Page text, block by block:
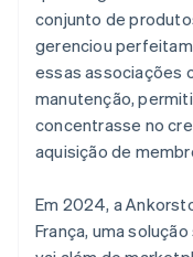
conjunto de
gerenciou
essas associações
manutenção,
concentrasse no
aquisição de
Em 2024, a
França, uma